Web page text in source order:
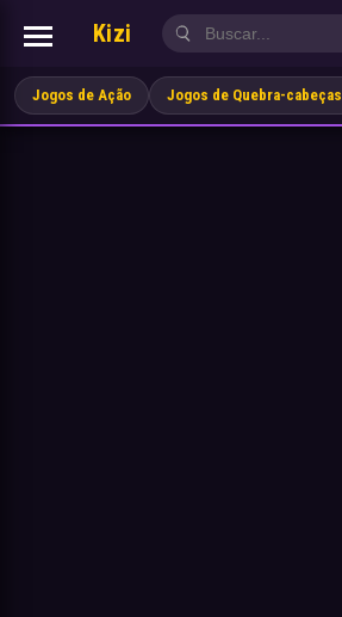
Kizi
Jogos de Ação Jogos de Quebra-cabeças